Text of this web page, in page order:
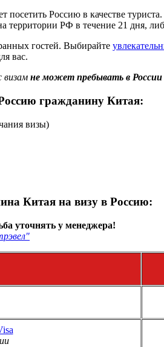
посетить Россию в качестве
территории РФ в течение 21 дня,
гостей. Выбирайте
вас.
визам не может пребывать в России
гражданину Китая:
визы)
Китая на визу в Россию:
уточнять у менеджера!